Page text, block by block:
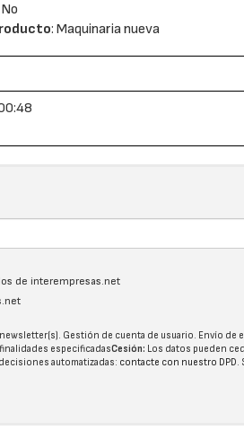
: Maquinaria nueva
de interempresas.net
Gestión de cuenta de usuario. Envío
especificadasCesión: Los datos pueden
automatizadas: contacte con nuestro DPD.